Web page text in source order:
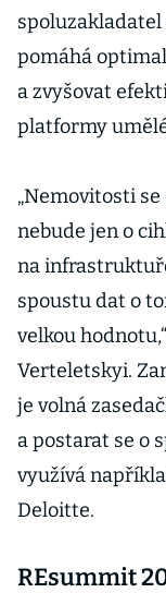
pomáhá
a zvyšovat
platformy
„Nemovitosti
nebude jen o
na
spoustu dat o
velkou
Verteletskyi.
je volná
a postarat se o
využívá
Deloitte.
REsummit